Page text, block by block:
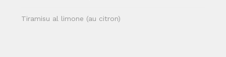
Tiramisu al limone (au citron)